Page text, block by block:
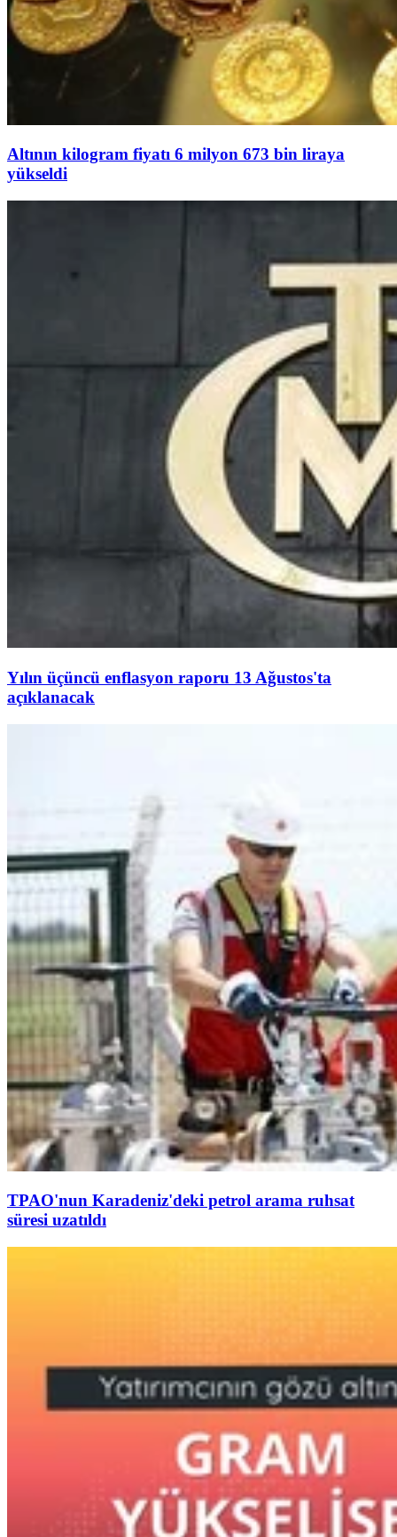
Altının kilogram fiyatı 6 milyon 673 bin liraya
yükseldi
Yılın üçüncü enflasyon raporu 13 Ağustos'ta
açıklanacak
TPAO'nun Karadeniz'deki petrol arama ruhsat
süresi uzatıldı